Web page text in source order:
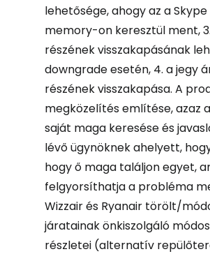
lehetősége, ahogy az a
memory-on keresztül ment,
részének visszakapásának
downgrade esetén, 4. a jegy
részének visszakapása. A
megközelítés említése, azaz
saját maga keresése és
lévő ügynöknek ahelyett,
hogy ő maga találjon egyet,
felgyorsíthatja a probléma
Wizzair és Ryanair törölt/
járatainak önkiszolgáló
részletei (alternatív